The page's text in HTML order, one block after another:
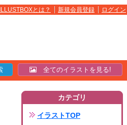
ILLUSTBOXとは？ 新規会員登録 ログイン
全てのイラストを見る!
カテゴリ
イラストTOP